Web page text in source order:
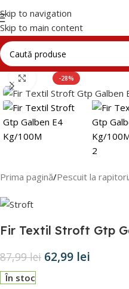
Skip to navigation
Skip to main content
-28%
Click to enlarge
Prima pagină Pescuit la rapitori
Fir Textil Stroft Gtp
87,99lei 62,99 lei
În stoc